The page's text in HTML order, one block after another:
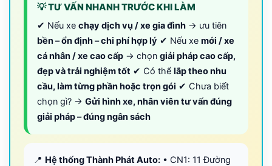
💡 TƯ VẤN NHANH TRƯỚC KHI LÀM
✔ Nếu xe chạy dịch vụ / xe gia đình → ưu tiên
bền – ổn định – chi phí hợp lý ✔ Nếu xe mới / xe
cá nhân / xe cao cấp → chọn giải pháp cao cấp,
đẹp và trải nghiệm tốt ✔ Có thể lắp theo nhu
cầu, làm từng phần hoặc trọn gói ✔ Chưa biết
chọn gì? → Gửi hình xe, nhân viên tư vấn đúng
giải pháp – đúng ngân sách
📍 Hệ thống Thành Phát Auto: • CN1: 11 Đường